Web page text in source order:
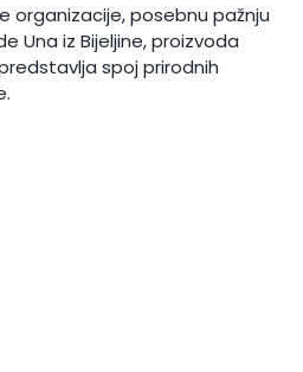
organizacije, posebnu pažnju
Una iz Bijeljine, proizvoda
spoj prirodnih